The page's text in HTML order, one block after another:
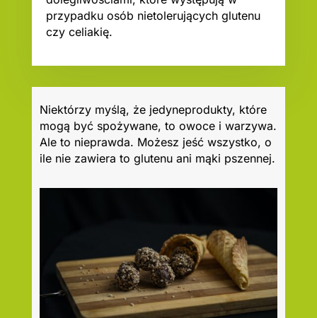
przypadku osób nietolerujących glutenu
czy celiakię.
Niektórzy myślą, że jedyneprodukty, które
mogą być spożywane, to owoce i warzywa.
Ale to nieprawda. Możesz jeść wszystko, o
ile nie zawiera to glutenu ani mąki pszennej.